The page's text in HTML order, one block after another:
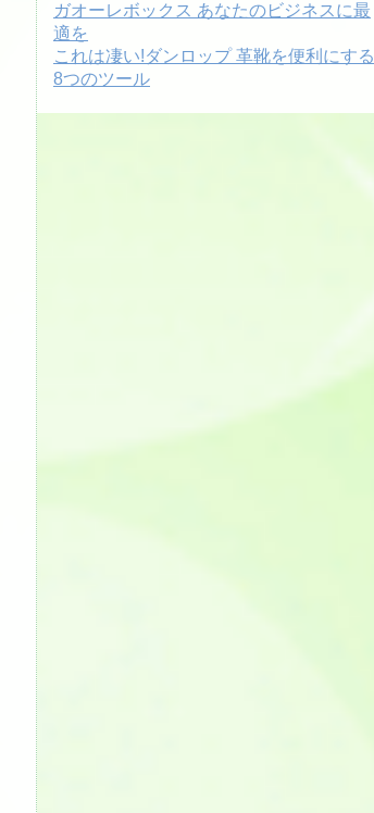
ガオーレボックス あなたのビジネスに最
適を
これは凄い!ダンロップ 革靴を便利にする
8つのツール